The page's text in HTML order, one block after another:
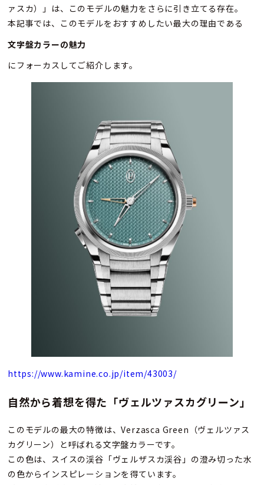
ァスカ）」は、このモデルの魅力をさらに引き立てる存在。
本記事では、このモデルをおすすめしたい最大の理由である
文字盤カラーの魅力
にフォーカスしてご紹介します。
https://www.kamine.co.jp/item/43003/
自然から着想を得た「ヴェルツァスカグリーン」
このモデルの最大の特徴は、Verzasca Green（ヴェルツァス
カグリーン）と呼ばれる文字盤カラーです。
この色は、スイスの渓谷「ヴェルザスカ渓谷」の澄み切った水
の色からインスピレーションを得ています。